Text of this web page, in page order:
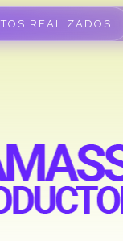
REALIZADOS